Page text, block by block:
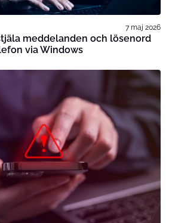
7 maj 2026
meddelanden och lösenord
via Windows